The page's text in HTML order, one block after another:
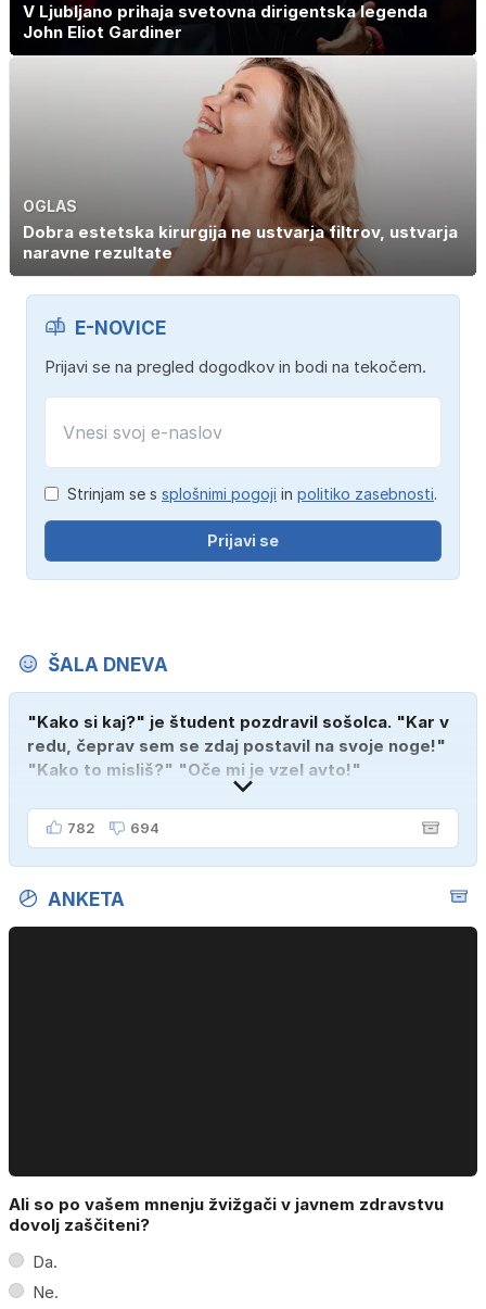
V Ljubljano prihaja svetovna dirigentska legenda
John Eliot Gardiner
OGLAS
Dobra estetska kirurgija ne ustvarja filtrov, ustvarja
naravne rezultate
E-NOVICE
Prijavi se na pregled dogodkov in bodi na tekočem.
Strinjam se s splošnimi pogoji in politiko zasebnosti.
Prijavi se
ŠALA DNEVA
"Kako si kaj?" je študent pozdravil sošolca. "Kar v
redu, čeprav sem se zdaj postavil na svoje noge!"
"Kako to misliš?" "Oče mi je vzel avto!"
782 694
ANKETA
Ali so po vašem mnenju žvižgači v javnem zdravstvu
dovolj zaščiteni?
Da.
Ne.